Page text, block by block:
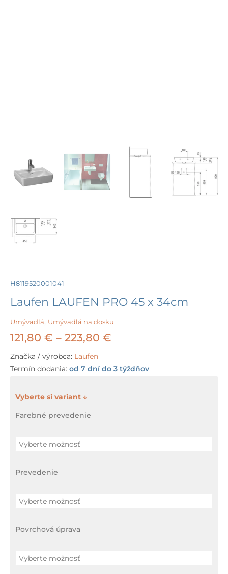
H8119520001041
Laufen LAUFEN PRO 45 x 34cm
Umývadlá, Umývadlá na dosku
121,80 € – 223,80 €
121,80 €
Značka / výrobca: Laufen
Termín dodania: od 7 dní do 3 týždňov
Farebné prevedenie
Prevedenie
Povrchová úprava
množstvo
45
34cm